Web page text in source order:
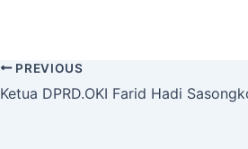
PREVIOUS
Ketua DPRD.OKI Farid Hadi